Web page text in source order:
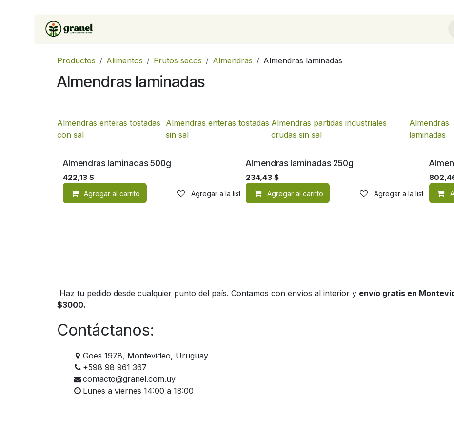
Ir al contenido
Productos Alimentos Frutos secos Almendras Almendras laminadas
Almendras laminadas
Almendras enteras tostadas
con sal
Almendras enteras tostadas
sin sal
Almendras partidas industriales
crudas sin sal
Almendras
laminadas
Almendras laminadas 500g
422,13 $
Agregar al carrito Agregar a la lista de deseos
Almendras laminadas 250g
234,43 $
Agregar al carrito Agregar a la lista de
Haz tu pedido desde cualquier punto del país. Contamos con envíos al interior y envío gratis en
$3000.
Contáctanos:
Goes 1978, Montevideo, Uruguay
+598 98 961 367
contacto@granel.com.uy
Lunes a viernes 14:00 a 18:00